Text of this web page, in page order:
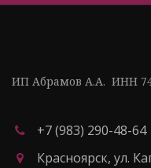
ИП Абрамов А.А.  ИНН
+7 (983) 290-48-64
Красноярск, ул.